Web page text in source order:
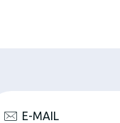
E-MAIL